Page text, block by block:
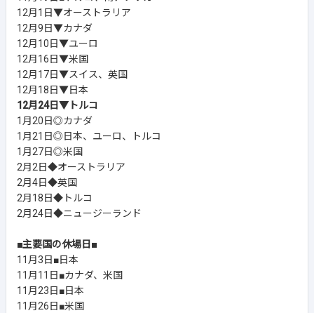
12月1日▼オーストラリア
12月9日▼カナダ
12月10日▼ユーロ
12月16日▼米国
12月17日▼スイス、英国
12月18日▼日本
12月24日▼トルコ
1月20日◎カナダ
1月21日◎日本、ユーロ、トルコ
1月27日◎米国
2月2日◆オーストラリア
2月4日◆英国
2月18日◆トルコ
2月24日◆ニュージーランド
■主要国の休場日■
11月3日■日本
11月11日■カナダ、米国
11月23日■日本
11月26日■米国